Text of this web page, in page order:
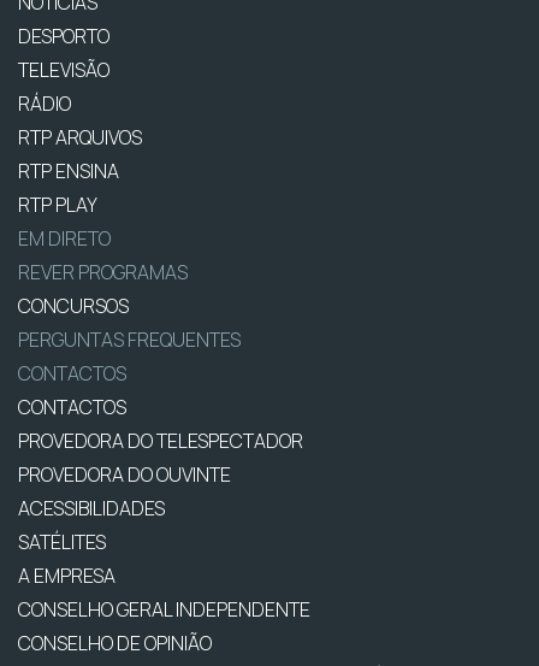
DESPORTO
TELEVISÃO
RÁDIO
RTP ARQUIVOS
RTP ENSINA
RTP PLAY
EM DIRETO
REVER PROGRAMAS
CONCURSOS
PERGUNTAS FREQUENTES
CONTACTOS
CONTACTOS
PROVEDORA DO TELESPECTADOR
PROVEDORA DO OUVINTE
ACESSIBILIDADES
SATÉLITES
A EMPRESA
CONSELHO GERAL INDEPENDENTE
CONSELHO DE OPINIÃO